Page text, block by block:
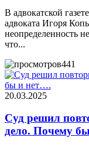
В адвокатской
адвоката Игоря
неопределенность
что...
441
20.03.2025
Суд решил
дело. Почему